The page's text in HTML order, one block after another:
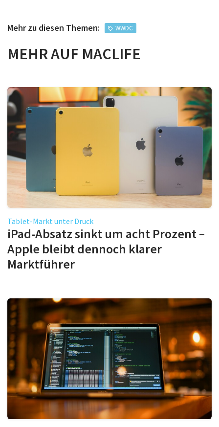
Mehr zu diesen Themen: WWDC
MEHR AUF MACLIFE
Tablet-Markt unter Druck
iPad-Absatz sinkt um acht Prozent –
Apple bleibt dennoch klarer
Marktführer